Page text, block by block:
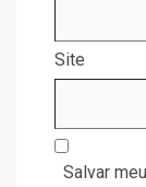
Site
Salvar